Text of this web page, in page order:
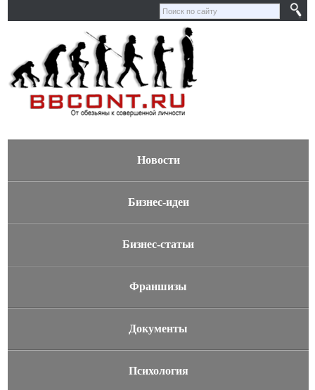
Новости
Бизнес-идеи
Бизнес-статьи
Франшизы
Документы
Психология